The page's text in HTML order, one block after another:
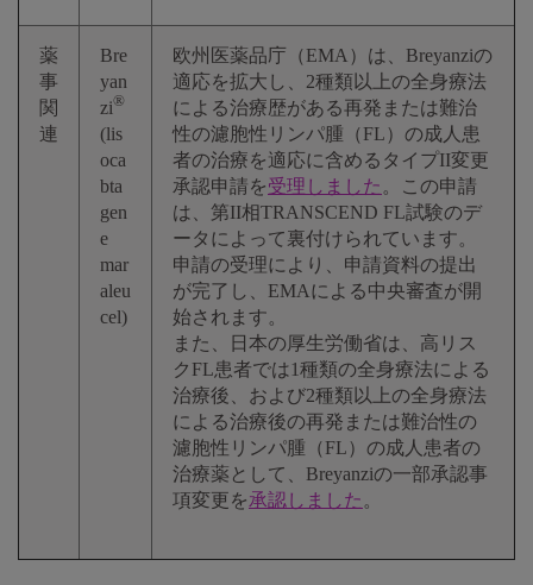
薬
事
関
連
Bre
yan
zi®
(lis
oca
bta
gen
e
mar
aleu
cel)
欧州医薬品庁（EMA）は、Breyanziの
適応を拡大し、2種類以上の全身療法
による治療歴がある再発または難治
性の濾胞性リンパ腫（FL）の成人患
者の治療を適応に含めるタイプII変更
承認申請を受理しました 。この申請
は、第II相TRANSCEND FL試験のデ
ータによって裏付けられています。
申請の受理により、申請資料の提出
が完了し、EMAによる中央審査が開
始されます。
また、日本の厚生労働省は、高リス
クFL患者では1種類の全身療法による
治療後、および2種類以上の全身療法
による治療後の再発または難治性の
濾胞性リンパ腫（FL）の成人患者の
治療薬として、Breyanziの一部承認事
項変更を承認しました 。